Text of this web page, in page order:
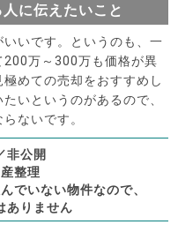
に伝えたいこと
いです。というのも、一
200万～300万も価格が異
めての売却をおすすめし
いというのがあるので、
ないです。
非公開
整理
でいない物件なので、
ありません